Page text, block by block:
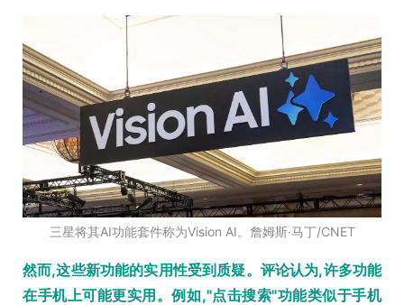
三星将其AI功能套件称为Vision AI。詹姆斯·马丁/CNET
然而,这些新功能的实用性受到质疑。评论认为,许多功能
在手机上可能更实用。例如,"点击搜索"功能类似于手机